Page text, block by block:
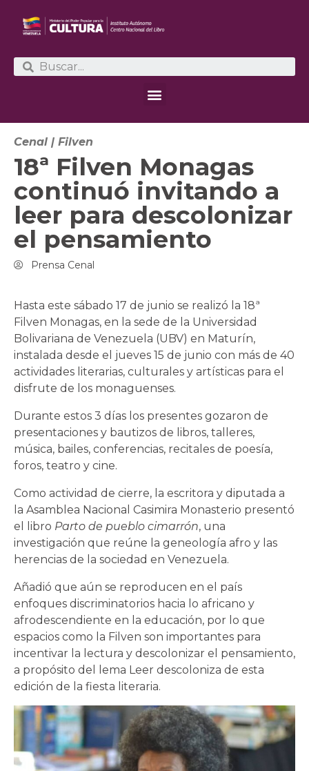
Cenal | Filven
18ª Filven Monagas
continuó invitando a
leer para descolonizar
el pensamiento
Prensa Cenal
Hasta este sábado 17 de junio se realizó la 18ª
Filven Monagas, en la sede de la Universidad
Bolivariana de Venezuela (UBV) en Maturín,
instalada desde el jueves 15 de junio con más de 40
actividades literarias, culturales y artísticas para el
disfrute de los monaguenses.
Durante estos 3 días los presentes gozaron de
presentaciones y bautizos de libros, talleres,
música, bailes, conferencias, recitales de poesía,
foros, teatro y cine.
Como actividad de cierre, la escritora y diputada a
la Asamblea Nacional Casimira Monasterio presentó
el libro Parto de pueblo cimarrón, una
investigación que reúne la geneología afro y las
herencias de la sociedad en Venezuela.
Añadió que aún se reproducen en el país
enfoques discriminatorios hacia lo africano y
afrodescendiente en la educación, por lo que
espacios como la Filven son importantes para
incentivar la lectura y descolonizar el pensamiento,
a propósito del lema Leer descoloniza de esta
edición de la fiesta literaria.